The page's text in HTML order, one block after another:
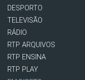
DESPORTO
TELEVISÃO
RÁDIO
RTP ARQUIVOS
RTP ENSINA
RTP PLAY